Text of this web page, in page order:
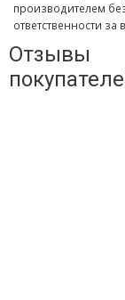
производителем
ответственности
Отзывы